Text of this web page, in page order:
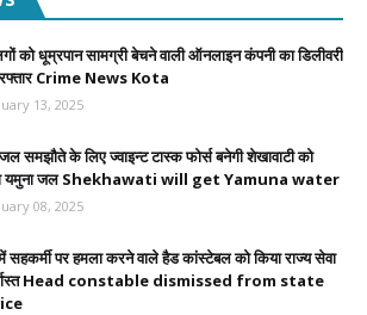
को धूम्रपान सामग्री बेचने वाली ऑनलाइन कंपनी का डिलीवरी
Crime News Kota
13, 2025
समझौते के लिए ज्वाइन्ट टास्क फोर्स बनेगी शेखावाटी को
यमुना जल Shekhawati will get Yamuna water
08, 2025
सहकर्मी पर हमला करने वाले हैड कांस्टेबल को किया राज्य सेवा
Head constable dismissed from state